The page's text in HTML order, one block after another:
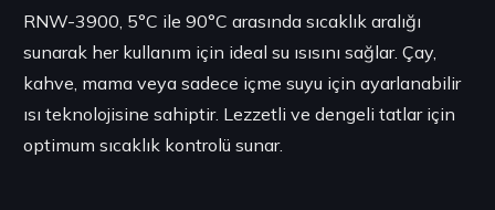
RNW-3900, 5°C ile 90°C arasında sıcaklık aralığı
sunarak her kullanım için ideal su ısısını sağlar. Çay,
kahve, mama veya sadece içme suyu için ayarlanabilir
ısı teknolojisine sahiptir. Lezzetli ve dengeli tatlar için
optimum sıcaklık kontrolü sunar.